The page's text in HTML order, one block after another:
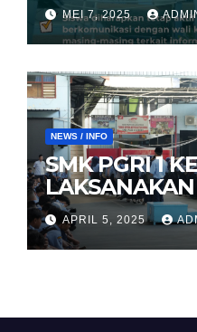
MEI 7, 2025
NEWS / INFO
SMK PGRI 1
HALAL
APRIL 5, 2025